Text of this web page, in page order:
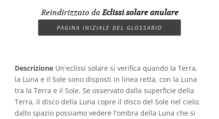
Reindirizzato daEclissi solare anulare
PAGINA INIZIALE DEL GLOSSARIO
Descrizione Un'eclissi solare si verifica quando la Terra,
la Luna e il Sole sono disposti in linea retta, con la Luna
tra la Terra e il Sole. Se osservato dalla superficie della
Terra, il disco della Luna copre il disco del Sole nel cielo;
dallo spazio possiamo vedere l'ombra della Luna che si